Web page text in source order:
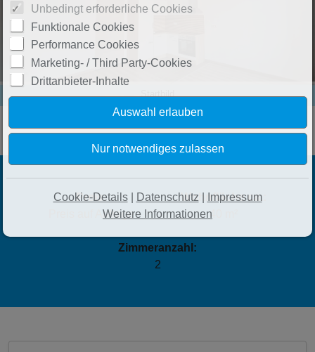
Startbild
Preis:
Preis auf Anfrage
Wohnfläche ca.:
40 m²
Zimmeranzahl:
2
Unbedingt erforderliche Cookies
Funktionale Cookies
Performance Cookies
Marketing- / Third Party-Cookies
Drittanbieter-Inhalte
Cookie-Details| Datenschutz
Impressum
Weitere Informationen